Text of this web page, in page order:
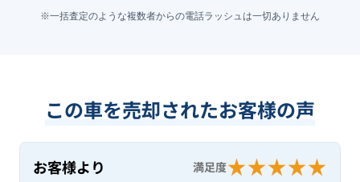
※一括査定のような複数者からの電話ラッシュは一切ありません
この車を売却されたお客様の声
お客様より 満足度